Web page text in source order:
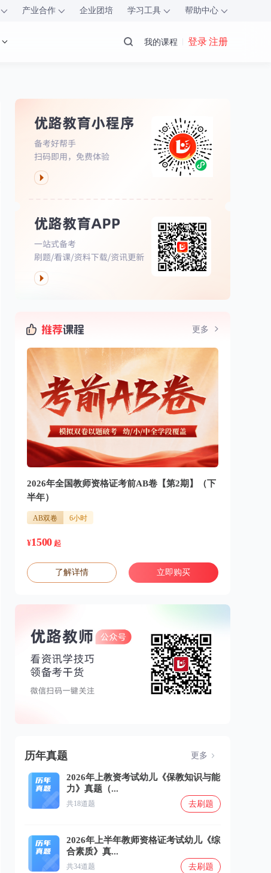
产业合作 企业团培 学习工具 帮助中心
我的课程 登录 注册
更多
2026年全国教师资格证考前AB卷【第2期】（下
半年）
AB双卷 6小时
¥1500 起
了解详情 立即购买
历年真题 更多
2026年上教资考试幼儿《保教知识与能
力》真题（...
共18道题 去刷题
2026年上半年教师资格证考试幼儿《综
合素质》真...
共34道题 去刷题